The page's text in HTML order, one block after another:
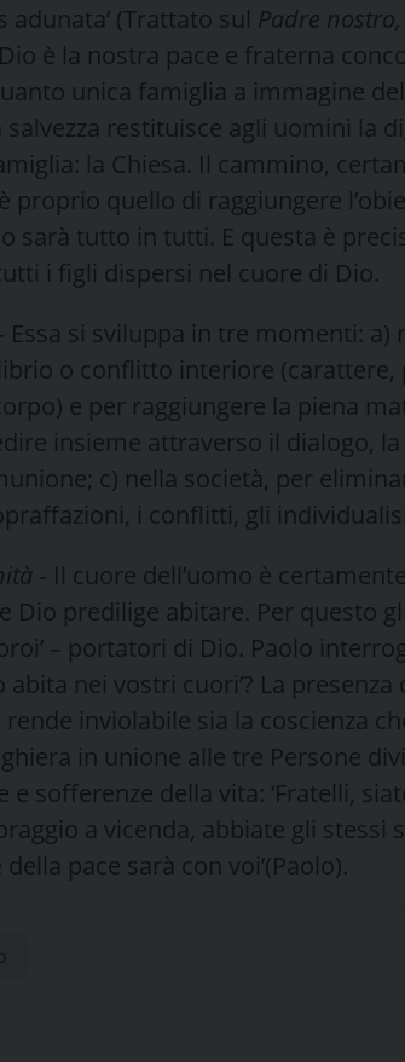
adunata’ (Trattato sul Padre nostro,
è la nostra pace e fraterna
unica famiglia a immagine
restituisce agli uomini la
la Chiesa. Il cammino,
proprio quello di raggiungere
sarà tutto in tutti. E questa è
i figli dispersi nel cuore di Dio.
Essa si sviluppa in tre momenti: a)
o conflitto interiore (carattere,
e per raggiungere la piena
insieme attraverso il dialogo,
c) nella società, per
i conflitti, gli
‑ Il cuore dell’uomo è
Dio predilige abitare. Per questo
– portatori di Dio. Paolo
abita nei vostri cuori’? La
rende inviolabile sia la coscienza
in unione alle tre Persone
sofferenze della vita: ‘Fratelli,
a vicenda, abbiate gli stessi
pace sarà con voi’(Paolo).